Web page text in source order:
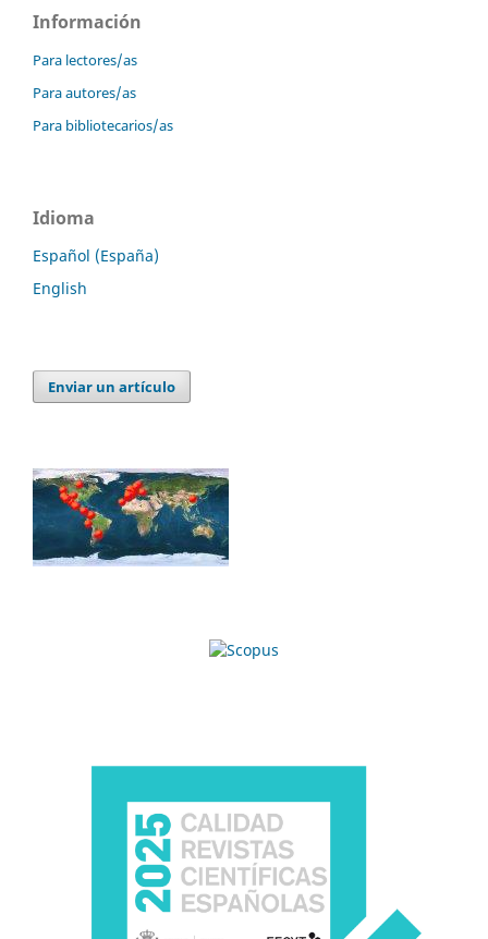
Información
Para lectores/as
Para autores/as
Para bibliotecarios/as
Idioma
Español (España)
English
Enviar un artículo